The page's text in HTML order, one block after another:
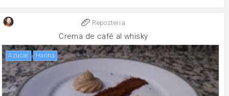
Reposteria
Crema de café al whisky
Azúcar harina